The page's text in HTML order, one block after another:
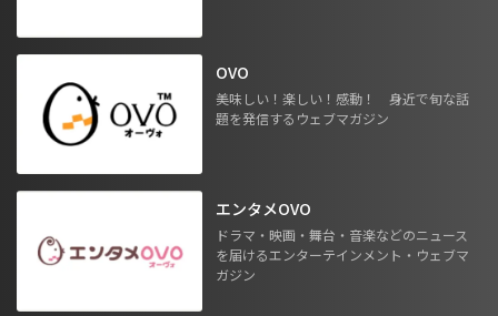
OVO
美味しい！楽しい！感動！ 身近で旬な話
題を発信するウェブマガジン
エンタメOVO
ドラマ・映画・舞台・音楽などのニュース
を届けるエンターテインメント・ウェブマ
ガジン